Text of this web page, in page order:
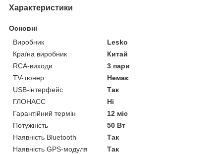
Характеристики
Основні
Виробник
Lesko
Країна виробник
Китай
RCA-виходи
3 пари
TV-тюнер
Немає
USB-інтерфейс
Так
ГЛОНАСС
Ні
Гарантійний термін
12 міс
Потужність
50 Вт
Наявність Bluetooth
Так
Наявність GPS-модуля
Так